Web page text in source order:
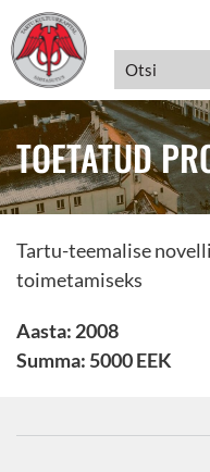
TOETATUD
Tartu-teemalise
toimetamiseks
Aasta: 2008
Summa: 5000 EEK